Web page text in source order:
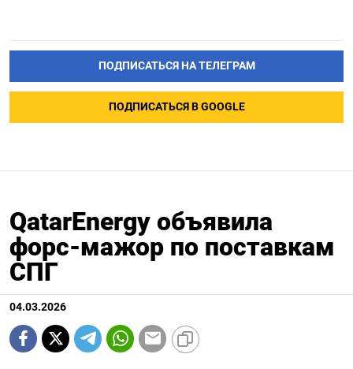
ПОДПИСАТЬСЯ НА ТЕЛЕГРАМ
ПОДПИСАТЬСЯ В GOOGLE
QatarEnergy объявила
форс-мажор по поставкам
СПГ
04.03.2026